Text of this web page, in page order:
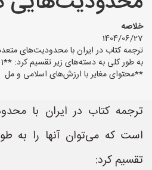
مرکز تایپ
خلاصه
1404/06/27
ترجمه کتاب در ایران با محدودیت‌های
**محتوای مغایر با ارزش‌های اسلامی و مل
ترجمه کتاب در ایران با
است که می‌توان آنها را به
تقسیم کرد: